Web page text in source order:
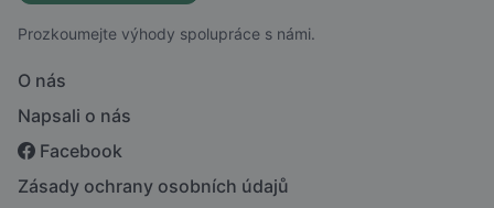
Prozkoumejte výhody spolupráce s námi.
O nás
Napsali o nás
Facebook
Zásady ochrany osobních údajů